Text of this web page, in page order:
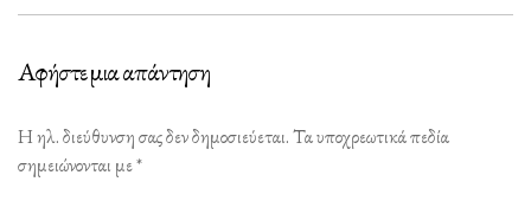
Αφήστε μια απάντηση
Η ηλ. διεύθυνση σας δεν δημοσιεύεται.Τα υποχρεωτικά πεδία
σημειώνονται με*